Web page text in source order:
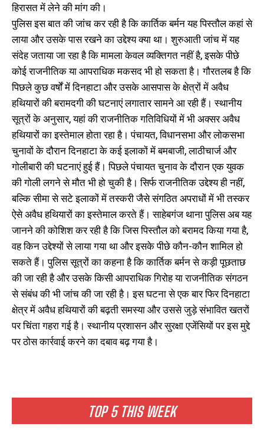
TOP 5 THIS WEEK
हिरासत में लेने की मांग की।
पुलिस इस बात की जांच कर रही है कि कार्तिक बर्मन यह पिस्तौल कहां से
लाया और उसके पास रखने का उद्देश्य क्या था। शुरुआती जांच में यह
संदेह जताया जा रहा है कि मामला केवल व्यक्तिगत नहीं है, इसके पीछे
कोई राजनीतिक या आपराधिक मकसद भी हो सकता है। गौरतलब है कि
पिछले कुछ वर्षों में दिनहाटा और उसके आसपास के क्षेत्रों में अवैध
हथियारों की बरामदगी की घटनाएं लगातार सामने आ रही हैं। स्थानीय
सूत्रों के अनुसार, यहां की राजनीतिक गतिविधियों में भी अक्सर अवैध
हथियारों का इस्तेमाल होता रहा है। पंचायत, विधानसभा और लोकसभा
चुनावों के दौरान दिनहाटा के कई इलाकों में बमबाजी, लाठीचार्ज और
गोलीबारी की घटनाएं हुई हैं। पिछले पंचायत चुनाव के दौरान एक युवक
की गोली लगने से मौत भी हो चुकी है। सिर्फ राजनीतिक उद्देश्य ही नहीं,
बल्कि सीमा से सटे इलाकों में तस्करी जैसे संगठित अपराधों में भी तस्कर
ऐसे अवैध हथियारों का इस्तेमाल करते हैं। साहेबगंज थाना पुलिस अब यह
जानने की कोशिश कर रही है कि जिस पिस्तौल को बरामद किया गया है,
वह किन उद्देश्यों से लाया गया था और इसके पीछे कौन-कौन शामिल हो
सकते हैं। पुलिस सूत्रों का कहना है कि कार्तिक बर्मन से कड़ी पूछताछ
की जा रही है और उसके किसी आपराधिक गिरोह या राजनीतिक संगठन
से संबंध की भी जांच की जा रही है। इस घटना से एक बार फिर दिनहाटा
क्षेत्र में अवैध हथियारों की बढ़ती समस्या और उससे जुड़े संभावित खतरों
पर चिंता गहरा गई है। स्थानीय प्रशासन और सुरक्षा एजेंसियों पर इस मुद्दे
पर ठोस कार्रवाई करने का दबाव बढ़ गया है।